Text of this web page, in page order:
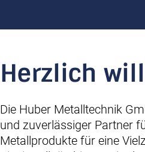
Herzlich
Die Huber Metalltechnik
und zuverlässiger Partner
Metallprodukte für eine